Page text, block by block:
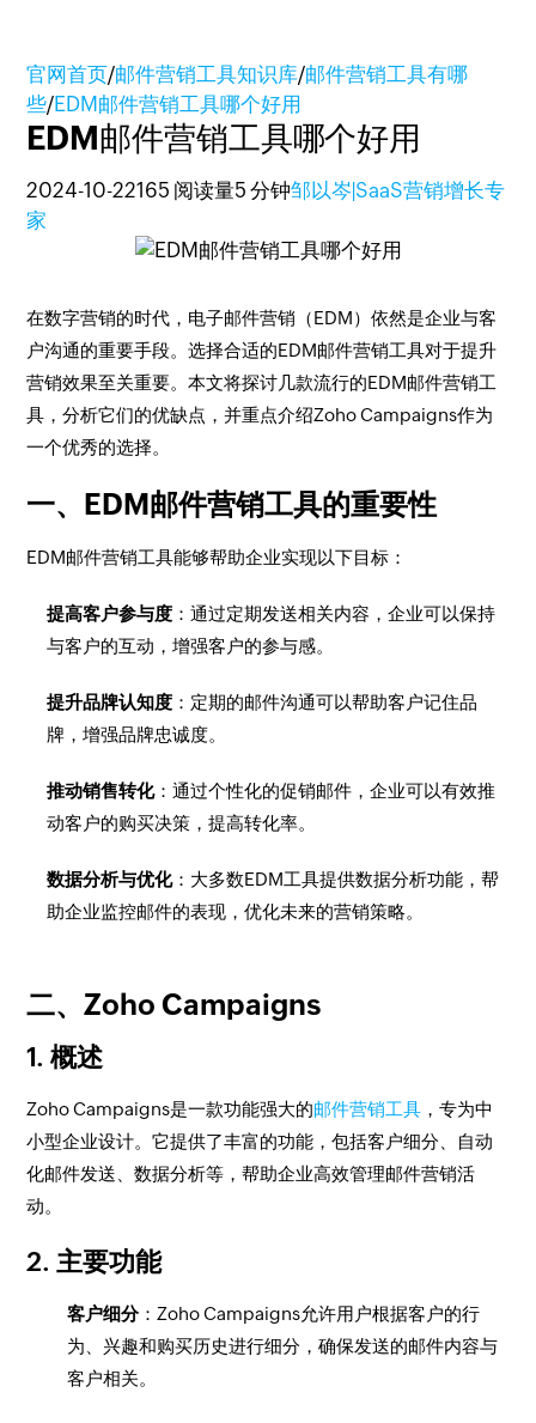
官网首页/邮件营销工具知识库/邮件营销工具有哪
些/EDM邮件营销工具哪个好用
EDM邮件营销工具哪个好用
2024-10-22165 阅读量5 分钟邹以岑|SaaS营销增长专
家
在数字营销的时代，电子邮件营销（EDM）依然是企业与客
户沟通的重要手段。选择合适的EDM邮件营销工具对于提升
营销效果至关重要。本文将探讨几款流行的EDM邮件营销工
具，分析它们的优缺点，并重点介绍Zoho Campaigns作为
一个优秀的选择。
一、EDM邮件营销工具的重要性
EDM邮件营销工具能够帮助企业实现以下目标：
提高客户参与度 ：通过定期发送相关内容，企业可以保持
与客户的互动，增强客户的参与感。
提升品牌认知度 ：定期的邮件沟通可以帮助客户记住品
牌，增强品牌忠诚度。
推动销售转化：通过个性化的促销邮件，企业可以有效推
动客户的购买决策，提高转化率。
数据分析与优化：大多数EDM工具提供数据分析功能，帮
助企业监控邮件的表现，优化未来的营销策略。
二、Zoho Campaigns
1. 概述
Zoho Campaigns是一款功能强大的邮件营销工具 ，专为中
小型企业设计。它提供了丰富的功能，包括客户细分、自动
化邮件发送、数据分析等，帮助企业高效管理邮件营销活
动。
2. 主要功能
客户细分：Zoho Campaigns允许用户根据客户的行
为、兴趣和购买历史进行细分，确保发送的邮件内容与
客户相关。